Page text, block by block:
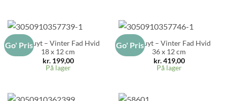
Go' Pris
Pillivuyt – Vinter Fad Hvid
18 x 12 cm
kr.199,00
På lager
Go' Pris
Pillivuyt – Vinter Fad Hvid
36 x 12 cm
kr.419,00
På lager